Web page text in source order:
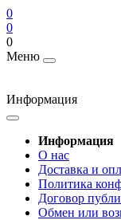
0
0
0
Меню
Информация
Информация
О нас
Доставка и
Политика
Договор
Обмен или